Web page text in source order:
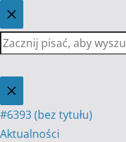
Przejdź
do
treści
Brak
wyników
#6393 (bez tytułu)
Aktualności